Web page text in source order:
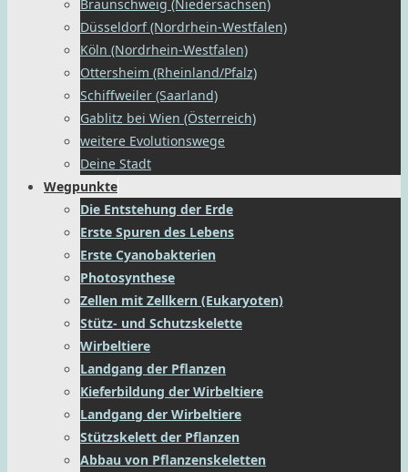
Braunschweig (Niedersachsen)
Düsseldorf (Nordrhein-Westfalen)
Köln (Nordrhein-Westfalen)
Ottersheim (Rheinland/Pfalz)
Schiffweiler (Saarland)
Gablitz bei Wien (Österreich)
weitere Evolutionswege
Deine Stadt
Wegpunkte
Die Entstehung der Erde
Erste Spuren des Lebens
Erste Cyanobakterien
Photosynthese
Zellen mit Zellkern (Eukaryoten)
Stütz- und Schutzskelette
Wirbeltiere
Landgang der Pflanzen
Kieferbildung der Wirbeltiere
Landgang der Wirbeltiere
Stützskelett der Pflanzen
Abbau von Pflanzenskeletten